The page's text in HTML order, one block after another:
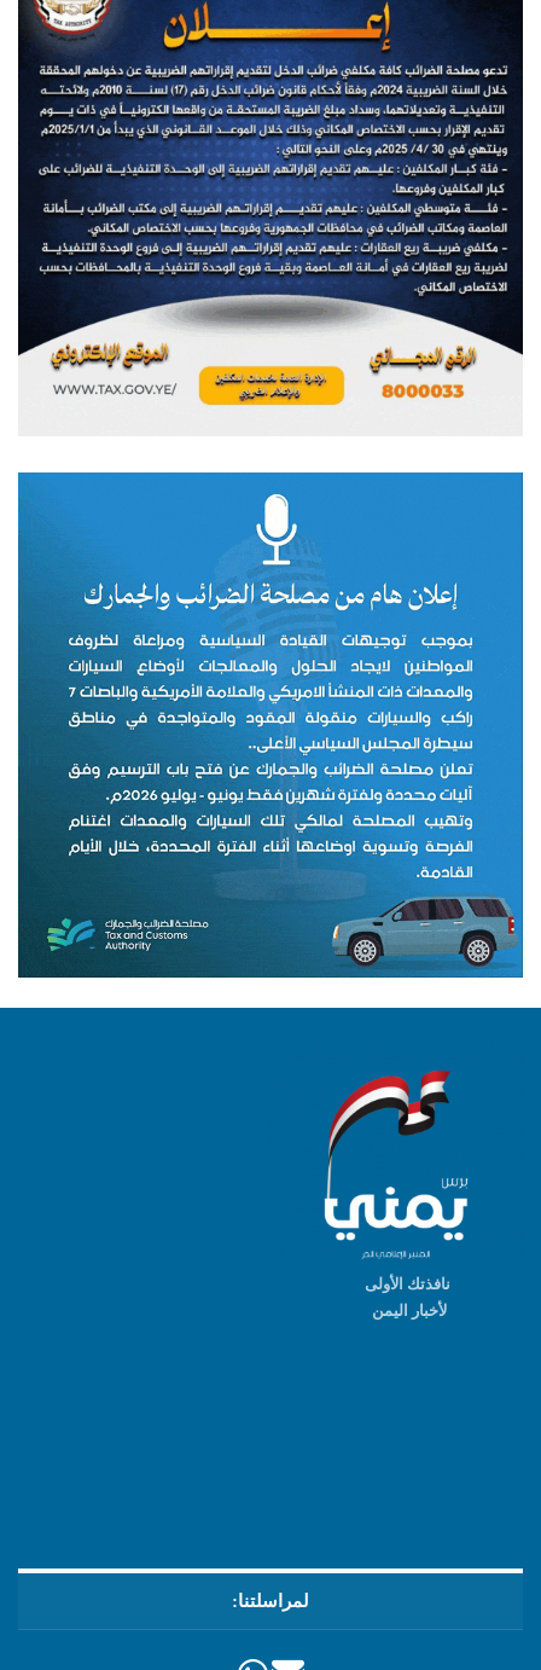
نافذتك الأولى
لأخبار اليمن
لمراسلتنا: